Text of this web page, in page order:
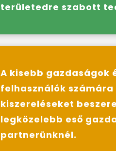
területedre szabott
A kisebb gazdaságok
felhasználók
kiszereléseket
legközelebb eső
partnerünknél.